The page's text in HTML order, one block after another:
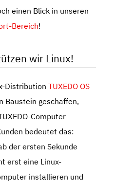
einen Blick in unseren
Bereich!
wir Linux!
DistributionTUXEDO OS
Baustein geschaffen,
Computer
bedeutet das:
der ersten Sekunde
erst eine Linux-
installieren und